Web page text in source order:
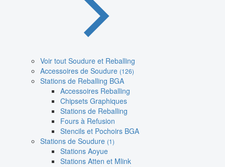
Voir tout Soudure et Reballing
Accessoires de Soudure (126)
Stations de Reballing BGA
Accessoires Reballing
Chipsets Graphiques
Stations de Reballing
Fours à Refusion
Stencils et Pochoirs BGA
Stations de Soudure (1)
Stations Aoyue
Stations Atten et Mlink